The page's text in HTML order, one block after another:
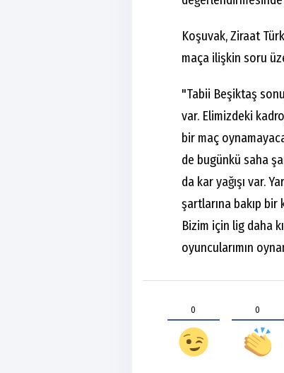
Koşuvak, Ziraat
maça ilişkin soru
"Tabii Beşiktaş
var. Elimizdeki
bir maç
de bugünkü saha
da kar yağışı var.
şartlarına bakıp bir
Bizim için lig daha
oyuncularımın
0 0